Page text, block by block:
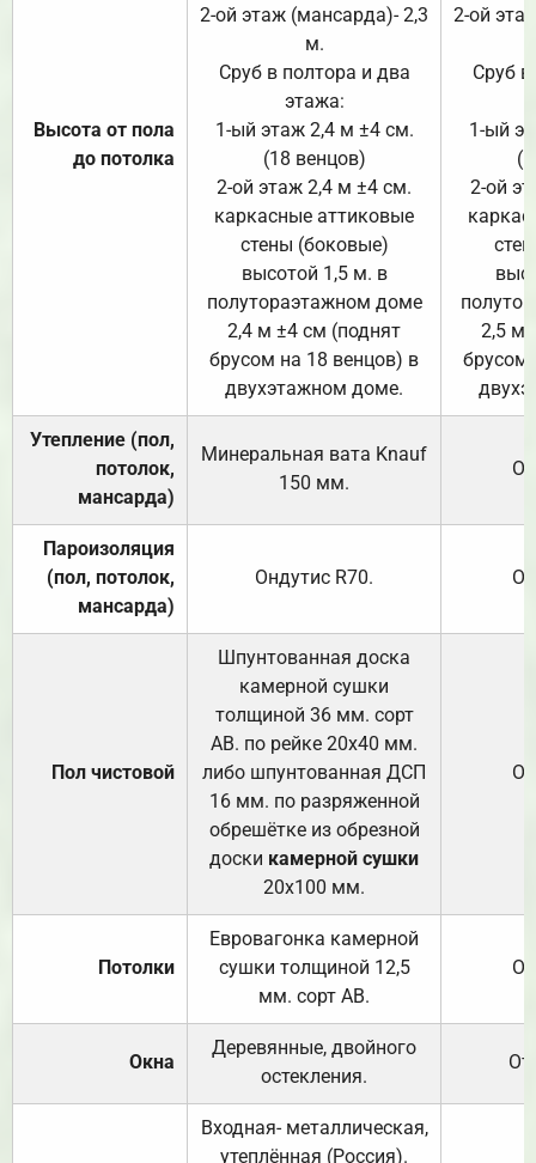
Высота от пола
до потолка
2-ой этаж (мансарда)- 2,3
м.
Сруб в полтора и два
этажа:
1-ый этаж 2,4 м ±4 см.
(18 венцов)
2-ой этаж 2,4 м ±4 см.
каркасные аттиковые
стены (боковые)
высотой 1,5 м. в
полутораэтажном доме
2,4 м ±4 см (поднят
брусом на 18 венцов) в
двухэтажном доме.
2-ой
Сруб
1-ый
2-ой
2,5 м
брусом
Утепление (пол,
потолок,
мансарда)
Минеральная вата Knauf
150 мм.
Пароизоляция
(пол, потолок,
мансарда)
Ондутис R70.
Пол чистовой
Шпунтованная доска
камерной сушки
толщиной 36 мм. сорт
АВ. по рейке 20х40 мм.
либо шпунтованная ДСП
16 мм. по разряженной
обрешётке из обрезной
доски камерной сушки
20х100 мм.
Потолки
Евровагонка камерной
сушки толщиной 12,5
мм. сорт АВ.
Окна
Деревянные, двойного
остекления.
Входная- металлическая,
утеплённая (Россия).